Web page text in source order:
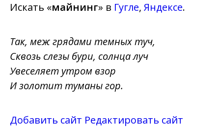
Искать «майнинг» в Гугле, Яндексе.
Так, меж грядами темных туч,
Сквозь слезы бури, солнца луч
Увеселяет утром взор
И золотит туманы гор.
Добавить сайт Редактировать сайт